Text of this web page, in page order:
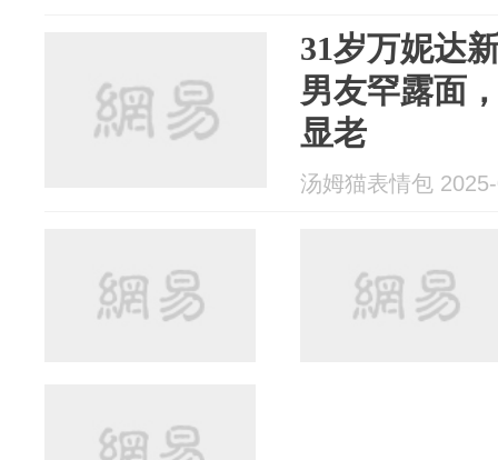
31岁万妮达
男友罕露面
显老
汤姆猫表情包